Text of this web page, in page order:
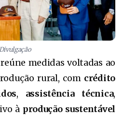
medidas voltadas ao
rural, com crédito
, assistência técnica,
à produção sustentável